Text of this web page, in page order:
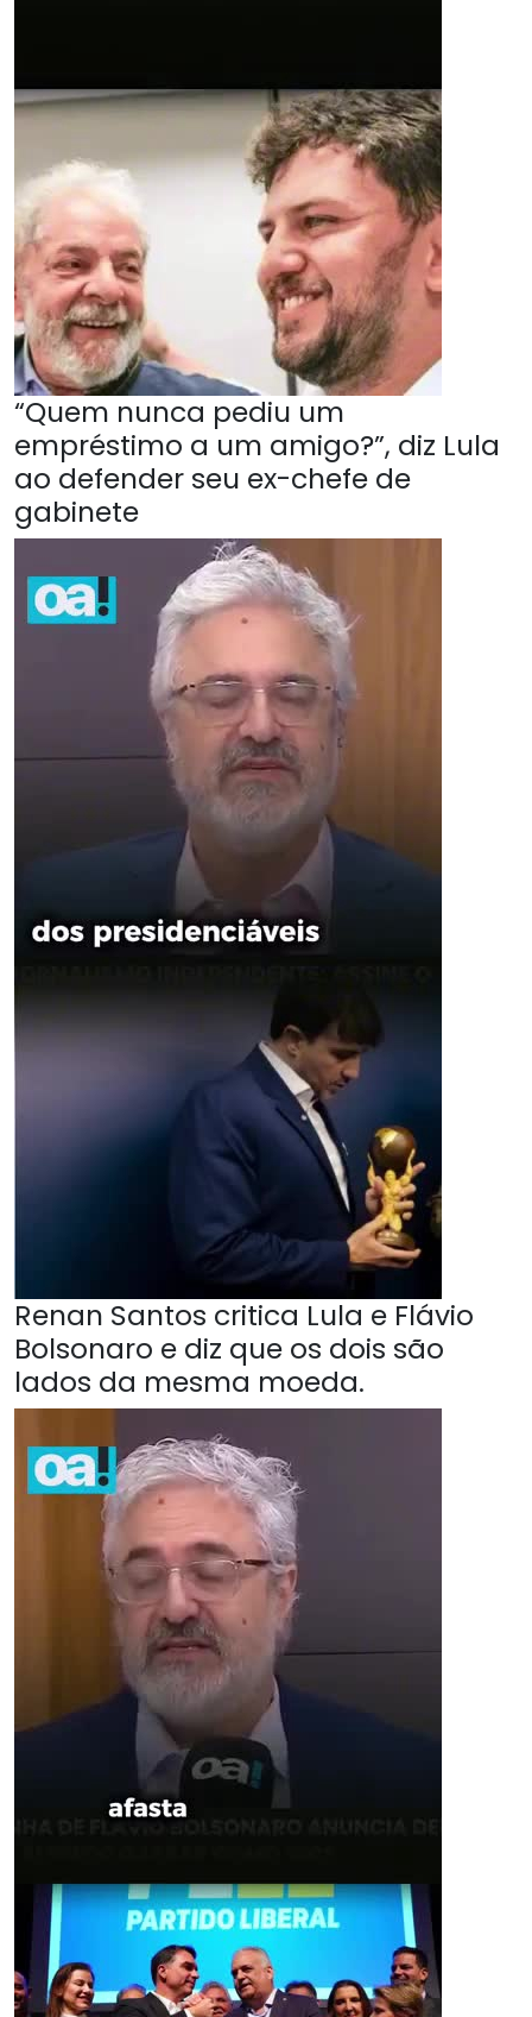
“Quem nunca pediu um
empréstimo a um amigo?”, diz Lula
ao defender seu ex-chefe de
gabinete
Renan Santos critica Lula e Flávio
Bolsonaro e diz que os dois são
lados da mesma moeda.